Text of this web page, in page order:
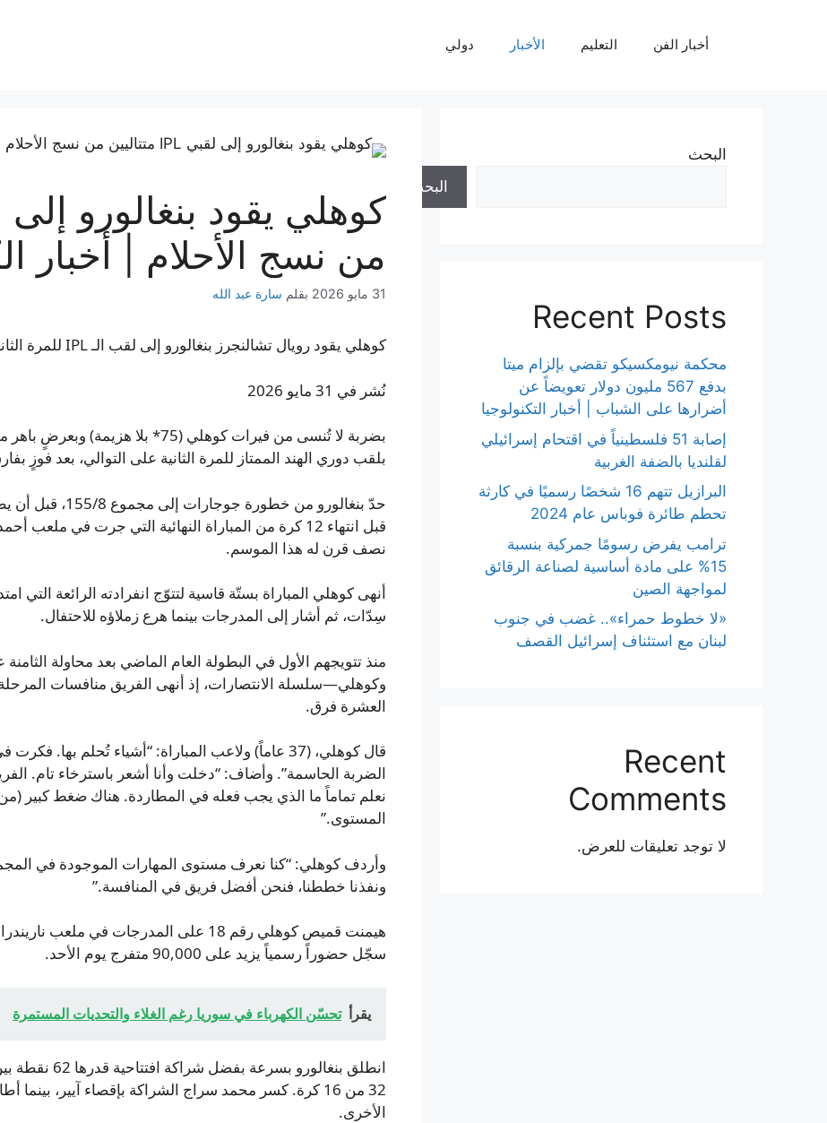
أخبار الفن التعليم الأخبار دولي
من نسج الأحلام | أخبار
31 مايو 2026 بقلم سارة عبد الله
كوهلي يقود رويال تشالنجرز بنغالورو إلى لقب الـ IPL للمرة الثانية على التوالي
نُشر في 31 مايو 2026
بضربة لا تُنسى من فيرات كوهلي (75*
بلقب دوري الهند الممتاز للمرة الثانية على التوالي، بعد
حدّ بنغالورو من
قبل انتهاء 12 كرة من المباراة النهائية التي جرت في
نصف قرن له هذا الموسم.
سِدّات، ثم أشار إلى المدرجات بينما هرع زملاؤه للاحتفال.
منذ تتويجهم الأول في البطولة العام الماضي بعد محاولة
وكوهلي—سلسلة الانتصارات، إذ أنهى الفريق منافسات
العشرة فرق.
قال كوهلي، (37 عاماً) ولاعب المباراة: “أشياء تُحلم
الضربة الحاسمة”. وأضاف: “دخلت وأنا أشعر باسترخاء تام.
نعلم تماماً ما الذي يجب فعله في المطاردة. هناك ضغط كبير
المستوى.”
وأردف كوهلي: “كنا نعرف مستوى المهارات الموجودة في
ونفذنا خططنا، فنحن أفضل فريق في المنافسة.”
هيمنت قميص كوهلي رقم 18 على المدرجات في
سجّل حضوراً رسمياً يزيد على 90,000 متفرج يوم الأحد.
يقرأ تحسّن الكهرباء في سوريا رغم الغلاء والتحديات المستمرة
انطلق
32 من 16 كرة. كسر محمد سراج الشراكة بإقصاء آيير،
الأخرى.
البحث
البحث
Recent Posts
محكمة نيومكسيكو تقضي بإلزام ميتا
بدفع 567 مليون دولار تعويضاً عن
أضرارها على الشباب | أخبار التكنولوجيا
إصابة 51 فلسطينياً في اقتحام إسرائيلي
لقلنديا بالضفة الغربية
البرازيل تتهم 16 شخصًا رسميًا في كارثة
تحطم طائرة فوباس عام 2024
ترامب يفرض رسومًا جمركية بنسبة
15% على مادة أساسية لصناعة الرقائق
لمواجهة الصين
«لا خطوط حمراء».. غضب في جنوب
لبنان مع استئناف إسرائيل القصف
Recent
Comments
لا توجد تعليقات للعرض.